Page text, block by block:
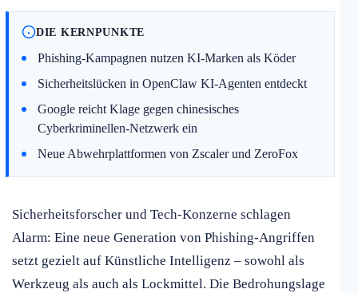
DIE KERNPUNKTE
Phishing-Kampagnen nutzen KI-Marken als Köder
Sicherheitslücken in OpenClaw KI-Agenten entdeckt
Google reicht Klage gegen chinesisches
Cyberkriminellen-Netzwerk ein
Neue Abwehrplattformen von Zscaler und ZeroFox
Sicherheitsforscher und Tech-Konzerne schlagen
Alarm: Eine neue Generation von Phishing-Angriffen
setzt gezielt auf Künstliche Intelligenz – sowohl als
Werkzeug als auch als Lockmittel. Die Bedrohungslage